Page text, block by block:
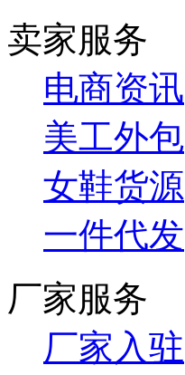
卖家服务
电商资讯
美工外包
女鞋货源
一件代发
厂家服务
厂家入驻